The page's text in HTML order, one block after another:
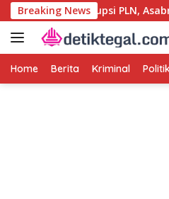
Langsung
ke
konten
Breaking News
Kasus Korupsi PLN, Asabri,
Home Berita Kriminal Politik